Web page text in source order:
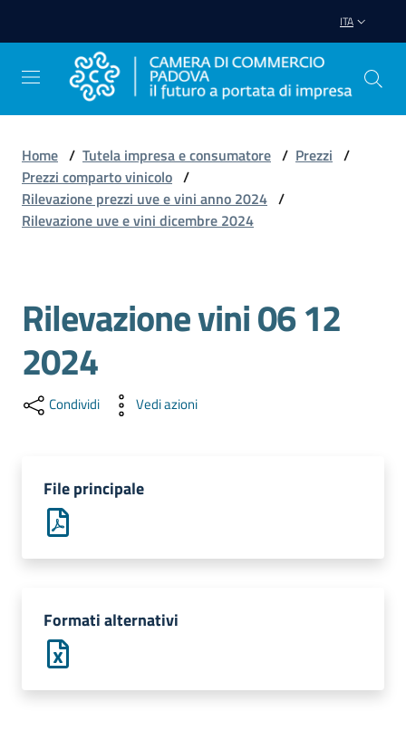
ITA
Avviare
Impresa
Impresa
Promuovere
Impresa
e
Tutelare
Impresa
e
Impresa
Digitale
Home / Tutela impresa e consumatore / Prezzi /
Prezzi comparto vinicolo /
Rilevazione prezzi uve e vini anno 2024 /
Rilevazione uve e vini dicembre 2024
Rilevazione vini 06 12
2024
Condividi Vedi azioni
File principale
Formati alternativi